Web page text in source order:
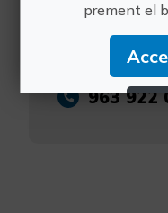
https://
963 922
prement el